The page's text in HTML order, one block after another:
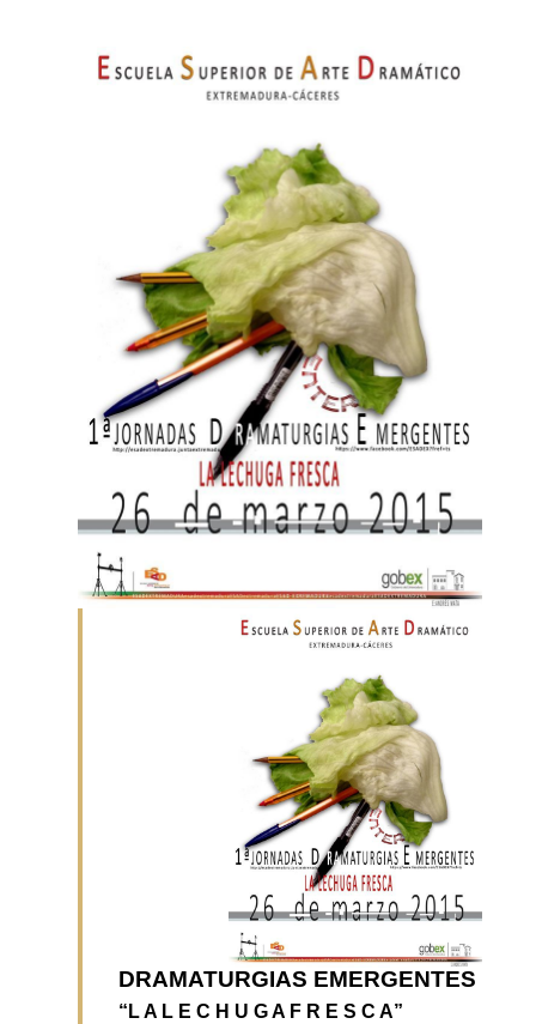
DRAMATURGIAS EMERGENTES
“L A L E C H U G A F R E S C A”